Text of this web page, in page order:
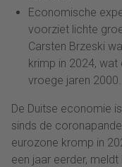
Economische
voorziet lichte
Carsten Brzeski
krimp in 2024, wat
vroege jaren 2000.
De Duitse economie
sinds de
eurozone kromp in
een jaar eerder, meldt